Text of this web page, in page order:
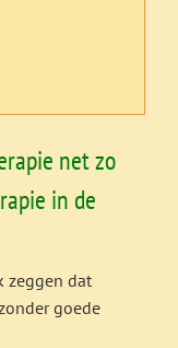
net zo
in de
zeggen dat
goede